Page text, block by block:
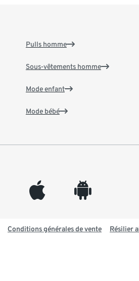
Pulls homme
Sous-vêtements homme
Mode enfant
Mode bébé
appleinc android
Conditions générales de vente Résilier